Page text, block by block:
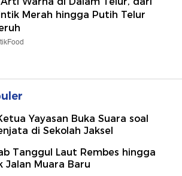
Merah hingga Putih Telur
Yayasan Buka Suara soal
di Sekolah Jaksel
Tanggul Laut Rembes hingga
Jalan Muara Baru